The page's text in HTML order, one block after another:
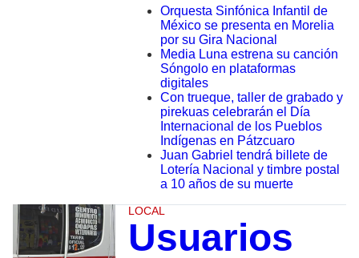
Orquesta Sinfónica Infantil de
México se presenta en Morelia
por su Gira Nacional
Media Luna estrena su canción
Sóngolo en plataformas
digitales
Con trueque, taller de grabado y
pirekuas celebrarán el Día
Internacional de los Pueblos
Indígenas en Pátzcuaro
Juan Gabriel tendrá billete de
Lotería Nacional y timbre postal
a 10 años de su muerte
LOCAL
Usuarios